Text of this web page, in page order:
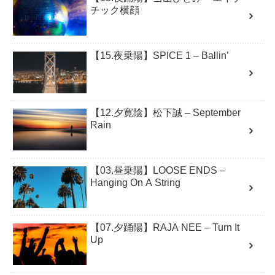
チック横顔
【15.夜乗陽】SPICE 1 – Ballin’
【12.夕寛陰】松下誠 – September
Rain
【03.昼乗陽】LOOSE ENDS –
Hanging On A String
【07.夕踊陽】RAJA NEE – Turn It
Up